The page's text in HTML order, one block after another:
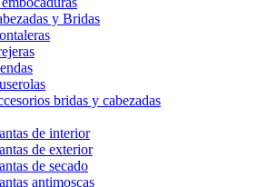
y Bridas
bridas y cabezadas
de interior
de exterior
de secado
antimoscas